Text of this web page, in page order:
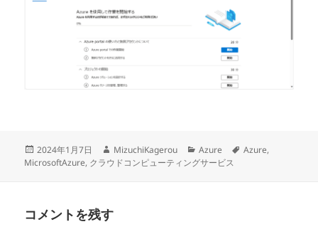
投
稿
2024年1月7日
作
成
MizuchiKagerou
カ
テ
Azure
タ
Azure,
MicrosoftAzure, クラウドコンピューティングサービス
コメントを残す